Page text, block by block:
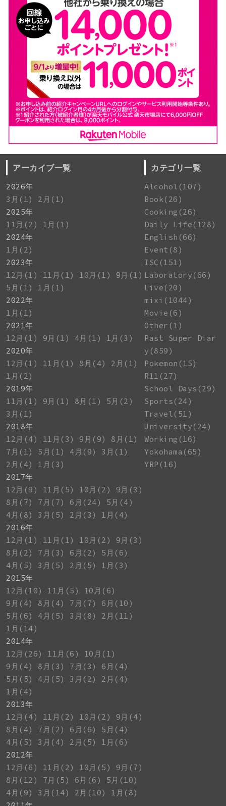
アーカイブ一覧
2026年
3月(1)
2月(1)
2025年
11月(2)
1月(1)
2024年
1月(2)
2023年
12月(1)
11月(1) 10月(1)
9月(1)
5月(1)
1月(1)
2022年
1月(1)
2021年
12月(1)
9月(1) 4月(1)
1月(3)
2020年
12月(1)
11月(1) 8月(4)
2月(1)
1月(2)
2019年
11月(1)
9月(1) 8月(1)
5月(2)
3月(1)
2018年
12月(4)
11月(3) 9月(9)
8月(1)
7月(1)
5月(1) 4月(9)
3月(1)
2月(4)
1月(3)
2017年
12月(9)
11月(5) 10月(2)
9月(3)
8月(7)
7月(7) 6月(24)
5月(4)
4月(8)
3月(5) 2月(3)
1月(4)
2016年
12月(1)
11月(1) 10月(2)
9月(3)
8月(2)
7月(3) 6月(2)
5月(6)
4月(5)
3月(5) 2月(5)
1月(3)
2015年
12月(10)
11月(5)
10月(6)
9月(4)
8月(4) 7月(7)
6月(10)
5月(6)
4月(5) 3月(8)
2月(11)
1月(14)
2014年
12月(26)
11月(6)
10月(1)
9月(4)
8月(3) 7月(3)
6月(4)
5月(5)
4月(5) 3月(2)
2月(4)
1月(4)
2013年
12月(4)
11月(2) 10月(2)
9月(4)
8月(4)
7月(2) 6月(6)
5月(4)
4月(5)
3月(4) 2月(5)
1月(6)
2012年
12月(6)
11月(2) 10月(5)
9月(7)
8月(12)
7月(5) 6月(6)
5月(10)
4月(9)
3月(14) 2月(10)
1月(8)
カテゴリ一覧
Alcohol(107)
Book(26)
Cooking(26)
Daily Life(128)
English(66)
Event(8)
ISC(151)
Laboratory(66)
Live(20)
mixi(1044)
Movie(6)
Other(1)
Past Super Diar
y(859)
Pokemon(15)
R11(27)
School Days(29)
Sports(24)
Travel(51)
University(24)
Working(16)
Yokohama(65)
YRP(16)